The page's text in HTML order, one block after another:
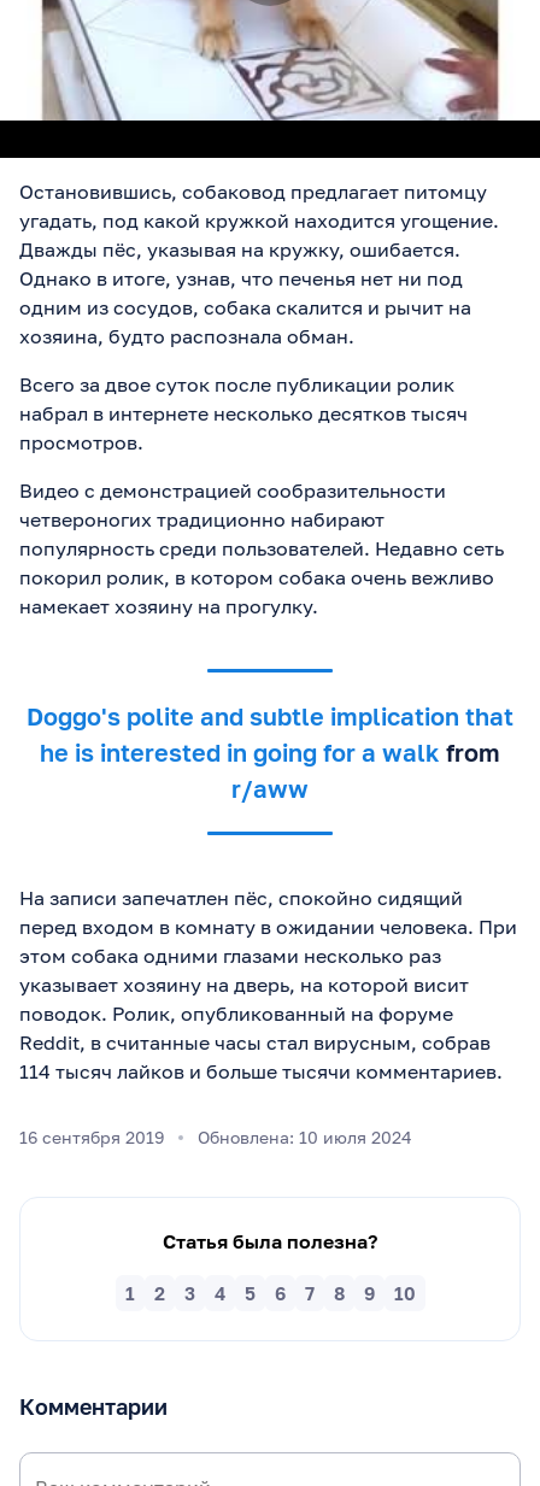
Остановившись, собаковод предлагает питомцу
угадать, под какой кружкой находится угощение.
Дважды пёс, указывая на кружку, ошибается.
Однако в итоге, узнав, что печенья нет ни под
одним из сосудов, собака скалится и рычит на
хозяина, будто распознала обман.
Всего за двое суток после публикации ролик
набрал в интернете несколько десятков тысяч
просмотров.
Видео с демонстрацией сообразительности
четвероногих традиционно набирают
популярность среди пользователей. Недавно сеть
покорил ролик, в котором собака очень вежливо
намекает хозяину на прогулку.
Doggo's polite and subtle implication that
he is interested in going for a walk from
r/aww
На записи запечатлен пёс, спокойно сидящий
перед входом в комнату в ожидании человека. При
этом собака одними глазами несколько раз
указывает хозяину на дверь, на которой висит
поводок. Ролик, опубликованный на форуме
Reddit, в считанные часы стал вирусным, собрав
114 тысяч лайков и больше тысячи комментариев.
16 сентября 2019 Обновлена: 10 июля 2024
Статья была полезна?
10
9
8
7
6
5
4
3
2
1
Комментарии